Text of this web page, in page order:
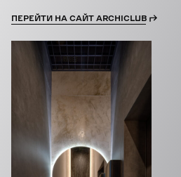
ПЕРЕЙТИ НА САЙТ ARCHICLUB